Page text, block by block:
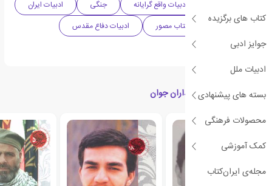
کتاب های برگزیده
جوایز ادبی
ادبیات ملل
بسته های پیشنهادی
محصولات فرهنگی
کمک آموزشی
مجله‌ی ایران‌کتاب
ادبیات واقع گرایانه جنگی
ادبیات ایران
تاریخ ایران
کتاب مصور
ادبیات دفاع مقدس
خاطرات شهدا
کتاب های مرتبط با پاسداران جوان